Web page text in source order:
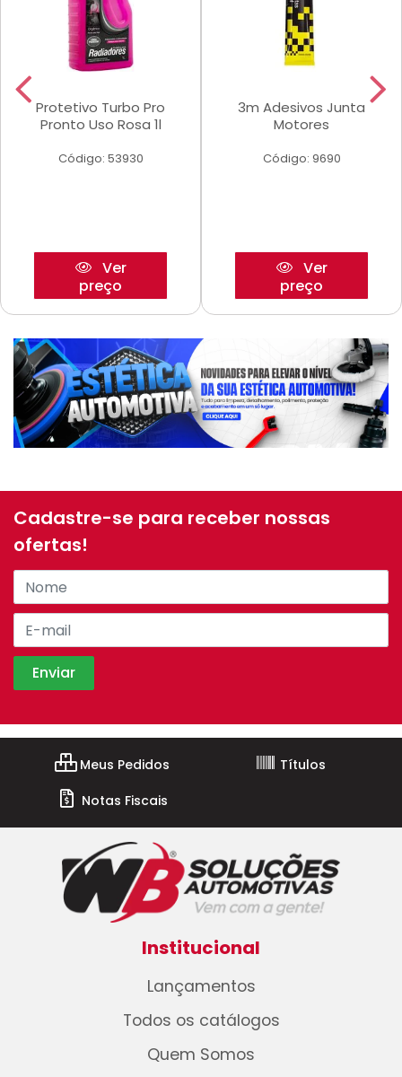
Protetivo Turbo Pro
Pronto Uso Rosa 1l
Código: 53930
Ver
preço
3m Adesivos Junta
Motores
Código: 9690
Ver
preço
Cadastre-se para receber nossas
ofertas!
Meus Pedidos
Títulos
Notas Fiscais
Institucional
Lançamentos
Todos os catálogos
Quem Somos